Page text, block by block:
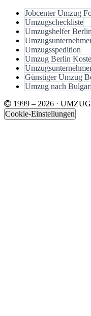
Jobcenter Umzug
Umzugscheckliste
Umzugshelfer Berlin
Umzugsspedition
Umzug Berlin
Günstiger Umzug
Umzug nach
1999 – 2026 ·
Cookie-Einstellungen